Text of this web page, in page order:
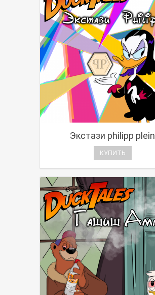
Экстази philipp plein
КУПИТЬ